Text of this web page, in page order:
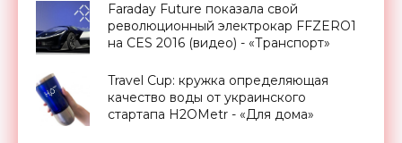
Faraday Future показала свой
революционный электрокар FFZERO1
на CES 2016 (видео) - «Транспорт»
Travel Cup: кружка определяющая
качество воды от украинского
стартапа H2OMetr - «Для дома»